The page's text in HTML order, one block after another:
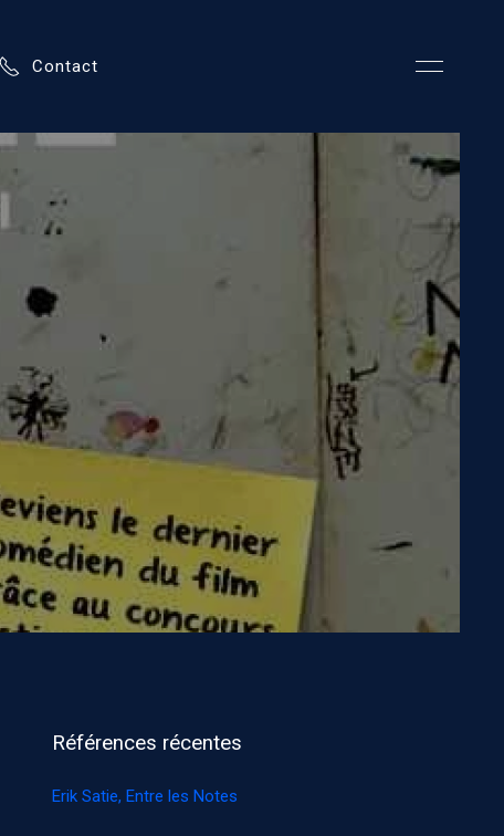
Contact
Références récentes
Erik Satie, Entre les Notes